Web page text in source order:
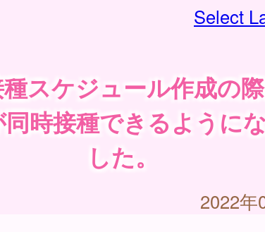
Select
スケジュール作成の際
時接種できるように
した。
2022年